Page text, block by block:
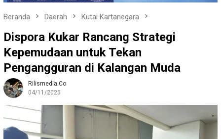
Beranda Daerah Kutai Kartanegara
Dispora Kukar Rancang Strategi
Kepemudaan untuk Tekan
Pengangguran di Kalangan Muda
Rilismedia.co
04/11/2025